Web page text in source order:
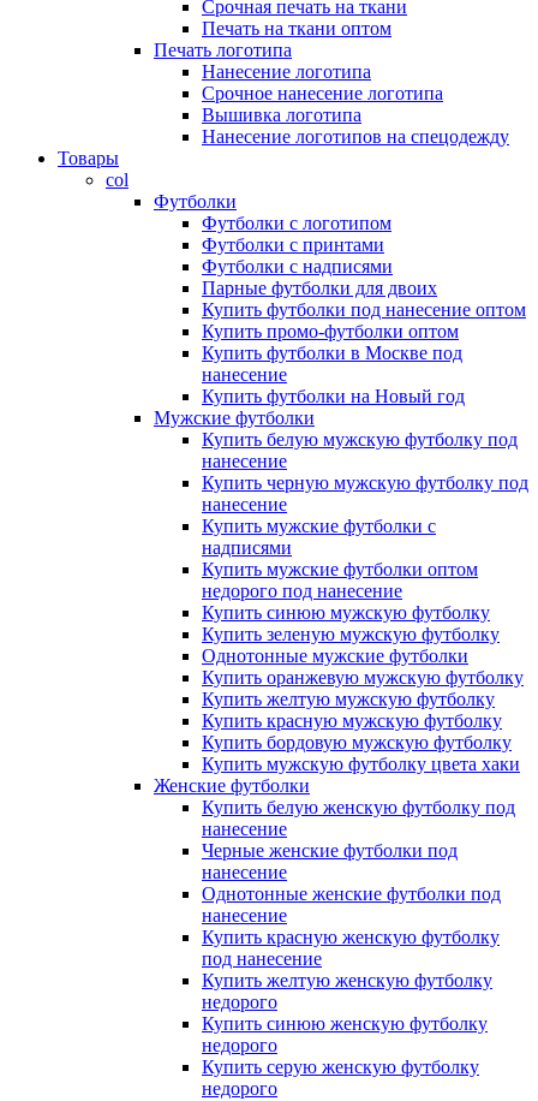
Срочная печать на ткани
Печать на ткани оптом
Печать логотипа
Нанесение логотипа
Срочное нанесение логотипа
Вышивка логотипа
Нанесение логотипов на спецодежду
Товары
col
Футболки
Футболки с логотипом
Футболки с принтами
Футболки с надписями
Парные футболки для двоих
Купить футболки под нанесение оптом
Купить промо-футболки оптом
Купить футболки в Москве под
нанесение
Купить футболки на Новый год
Мужские футболки
Купить белую мужскую футболку под
нанесение
Купить черную мужскую футболку под
нанесение
Купить мужские футболки с
надписями
Купить мужские футболки оптом
недорого под нанесение
Купить синюю мужскую футболку
Купить зеленую мужскую футболку
Однотонные мужские футболки
Купить оранжевую мужскую футболку
Купить желтую мужскую футболку
Купить красную мужскую футболку
Купить бордовую мужскую футболку
Купить мужскую футболку цвета хаки
Женские футболки
Купить белую женскую футболку под
нанесение
Черные женские футболки под
нанесение
Однотонные женские футболки под
нанесение
Купить красную женскую футболку
под нанесение
Купить желтую женскую футболку
недорого
Купить синюю женскую футболку
недорого
Купить серую женскую футболку
недорого